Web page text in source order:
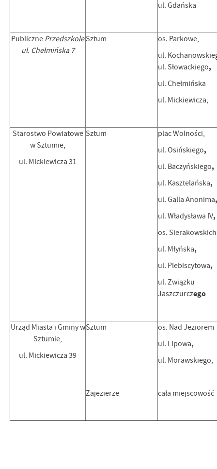
ul. Gdańska
Publiczne Przedszkole
ul. Chełmińska 7
Sztum
os. Parkowe,
ul.
ul. Słowackiego,
ul. Chełmińska
ul. Mickiewicza,
Starostwo Powiatowe
w Sztumie,
ul. Mickiewicza 31
Sztum
plac Wolności,
ul. Osińskiego,
ul. Baczyńskiego,
ul. Kasztelańska,
ul. Galla Anonima,
ul. Władysława IV,
os. Sierakowskich
ul. Młyńska,
ul. Plebiscytowa,
ul. Związku
Jaszczurczego
Urząd Miasta i Gminy w
Sztumie,
ul. Mickiewicza 39
Sztum
Zajezierze
os. Nad Jeziorem
ul. Lipowa,
ul. Morawskiego,
cała miejscowość